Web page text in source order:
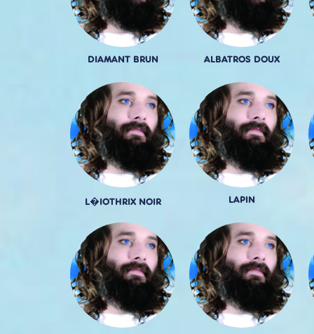
DIAMANT BRUN ALBATROS DOUX
L�IOTHRIX NOIR LAPIN